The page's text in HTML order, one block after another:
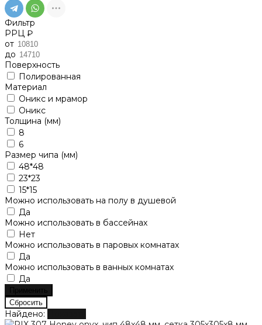
Фильтр
РРЦ ₽
от
до
Поверхность
Полированная
Материал
Оникс и мрамор
Оникс
Толщина (мм)
8
6
Размер чипа (мм)
48*48
23*23
15*15
Можно использовать на полу в душевой
Да
Можно использовать в бассейнах
Нет
Можно использовать в паровых комнатах
Да
Можно использовать в ванных комнатах
Да
Найдено: